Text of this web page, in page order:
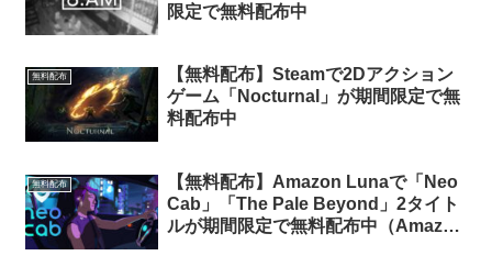
限定で無料配布中
無料配布
【無料配布】Steamで2Dアクション
ゲーム「Nocturnal」が期間限定で無
料配布中
無料配布
【無料配布】Amazon Lunaで「Neo
Cab」「The Pale Beyond」2タイト
ルが期間限定で無料配布中（Amazon